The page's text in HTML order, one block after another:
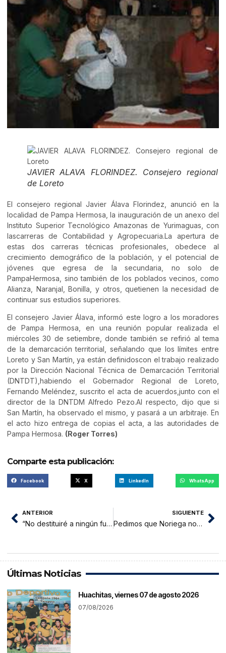
JAVIER ALAVA FLORINDEZ. Consejero regional
de Loreto
El consejero regional Javier Álava Florindez, anunció en la
localidad de Pampa Hermosa, la inauguración de un anexo del
Instituto Superior Tecnológico Amazonas de Yurimaguas, con
lascarreras de Contabilidad y Agropecuaria.La apertura de
estas dos carreras técnicas profesionales, obedece al
crecimiento demográfico de la población, y el potencial de
jóvenes que egresa de la secundaria, no solo de
PampaHermosa, sino también de los poblados vecinos, como
Alianza, Naranjal, Bonilla, y otros, quetienen la necesidad de
continuar sus estudios superiores.
El consejero Javier Álava, informó este logro a los moradores
de Pampa Hermosa, en una reunión popular realizada el
miércoles 30 de setiembre, donde también se refirió al tema
de la demarcación territorial, señalando que los límites entre
Loreto y San Martín, ya están definidoscon el trabajo realizado
por la Dirección Nacional Técnica de Demarcación Territorial
(DNTDT),habiendo el Gobernador Regional de Loreto,
Fernando Meléndez, suscrito el acta de acuerdos,junto con el
director de la DNTDM Alfredo Pezo.Al respecto, dijo que si
San Martín, ha observado el mismo, y pasará a un arbitraje. En
el acto hizo entrega de copias el acta, a las autoridades de
Pampa Hermosa. (Roger Torres)
Comparte esta publicación:
Facebook X LinkedIn WhatsApp
ANTERIOR
“No destituiré a ningún funcionario solo porque el SUTESAM lo pida”
SIGUIENTE
Pedimos que Noriega nos atienda el lunes, funcionarios son incapaces
Últimas Noticias
Huachitas, viernes 07 de agosto 2026
07/08/2026